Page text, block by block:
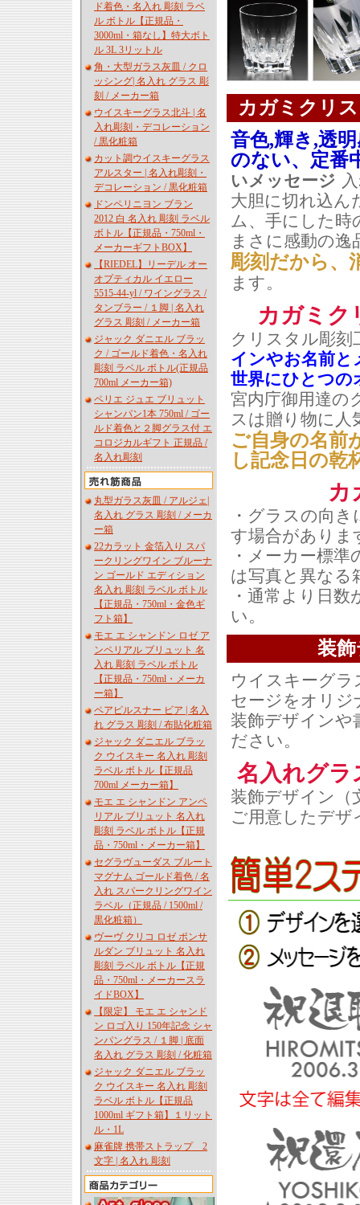
ド着色・名入れ 彫刻 ラベ
ル ボトル【正規品・
3000ml・箱なし】特大ボト
ル 3L 3リットル
角・大型ガラス灰皿 / クロ
ッシング| 名入れ グラス 彫
刻 / メーカー箱
ウイスキーグラス北斗 | 名
入れ彫刻・デコレーション
/ 黒化粧箱
カット調ウイスキーグラス
アルスター | 名入れ彫刻・
デコレーション / 黒化粧箱
ドンペリニヨン ブラン
2012 白 名入れ 彫刻 ラベル
ボトル【正規品・750ml・
メーカーギフトBOX】
【RIEDEL】リーデル オー
オプティカル イエロー
5515-44-yl / ワイングラス /
タンブラー / １脚 | 名入れ
グラス 彫刻 / メーカー箱
ジャック ダニエル ブラッ
ク / ゴールド着色・名入れ
彫刻 ラベル ボトル(正規品
700ml メーカー箱)
ペリエ ジュエ ブリュット
シャンパン1本 750ml / ゴー
ルド着色と２脚グラス付 エ
コロジカルギフト 正規品 /
名入れ彫刻
丸型ガラス灰皿 / アルジェ|
名入れ グラス 彫刻 / メーカ
ー箱
22カラット 金箔入り スパ
ークリングワイン ブルーナ
ン ゴールド エディション
名入れ 彫刻 ラベル ボトル
【正規品・750ml・金色ギ
フト箱】
モエ エ シャンドン ロゼ ア
ンペリアル ブリュット 名
入れ 彫刻 ラベル ボトル
【正規品・750ml・メーカ
ー箱】
ペアピルスナー ビア | 名入
れ グラス 彫刻 / 布貼化粧箱
ジャック ダニエル ブラッ
ク ウイスキー 名入れ 彫刻
ラベル ボトル【正規品
700ml メーカー箱】
モエ エ シャンドン アンペ
リアル ブリュット 名入れ
彫刻 ラベル ボトル【正規
品・750ml・メーカー箱】
セグラヴューダス ブルート
マグナム ゴールド着色 / 名
入れ スパークリングワイン
ラベル（正規品 / 1500ml /
黒化粧箱）
ヴーヴ クリコ ロゼ ポンサ
ルダン ブリュット 名入れ
彫刻 ラベル ボトル【正規
品・750ml・メーカースラ
イドBOX】
【限定】 モエ エ シャンド
ン ロゴ入り 150年記念 シャ
ンパングラス / １脚 | 底面
名入れ グラス 彫刻 / 化粧箱
ジャック ダニエル ブラッ
ク ウイスキー 名入れ 彫刻
ラベル ボトル【正規品
1000ml ギフト箱】１リット
ル・1L
麻雀牌 携帯ストラップ 2
文字 | 名入れ 彫刻
カガミクリ
音色,輝き,透
のない、定番
いメッセージ
大胆に切れ込ん
ム、手にした時
まさに感動の逸
彫刻だから、
ます。
カガミク
クリスタル彫刻
インやお名前と
世界にひとつの
宮内庁御用達の
スは贈り物に人
ご自身の名前
し記念日の乾
カ
・グラスの向
す場合がありま
・メーカー標
は写真と異なる
・通常より日
い。
装
ウイスキーグ
セージをオリジ
装飾デザインや
ださい。
名入れグラ
装飾デザイン（
ご用意したデ